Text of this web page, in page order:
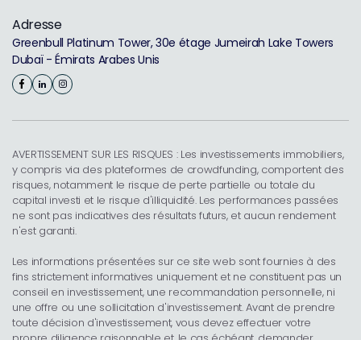
Adresse
Greenbull Platinum Tower, 30e étage Jumeirah Lake Towers
Dubaï - Émirats Arabes Unis
AVERTISSEMENT SUR LES RISQUES : Les investissements immobiliers,
y compris via des plateformes de crowdfunding, comportent des
risques, notamment le risque de perte partielle ou totale du
capital investi et le risque d'illiquidité. Les performances passées
ne sont pas indicatives des résultats futurs, et aucun rendement
n'est garanti.
Les informations présentées sur ce site web sont fournies à des
fins strictement informatives uniquement et ne constituent pas un
conseil en investissement, une recommandation personnelle, ni
une offre ou une sollicitation d'investissement. Avant de prendre
toute décision d'investissement, vous devez effectuer votre